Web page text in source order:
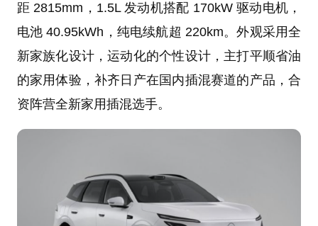
距 2815mm，1.5L 发动机搭配 170kW 驱动电机，
电池 40.95kWh，纯电续航超 220km。外观采用全
新家族化设计，运动化的个性设计，主打平顺省油
的家用体验，补齐日产在国内插混赛道的产品，合
资阵营全新家用插混选手。